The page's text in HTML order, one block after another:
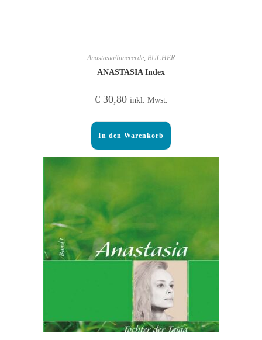
Anastasia/Innererde BÜCHER
ANASTASIA Index
€30,80 inkl. Mwst.
In den Warenkorb